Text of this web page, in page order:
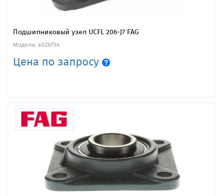
Подшипниковый узел UCFL 206-J7 FAG
Модель: a026734
Цена по запросу